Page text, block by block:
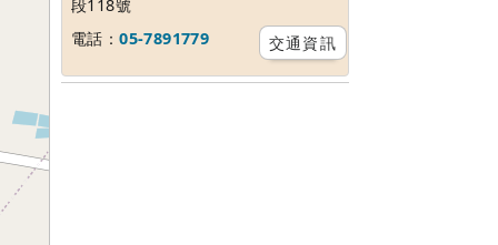
段118號
電話：05-7891779 交通資訊